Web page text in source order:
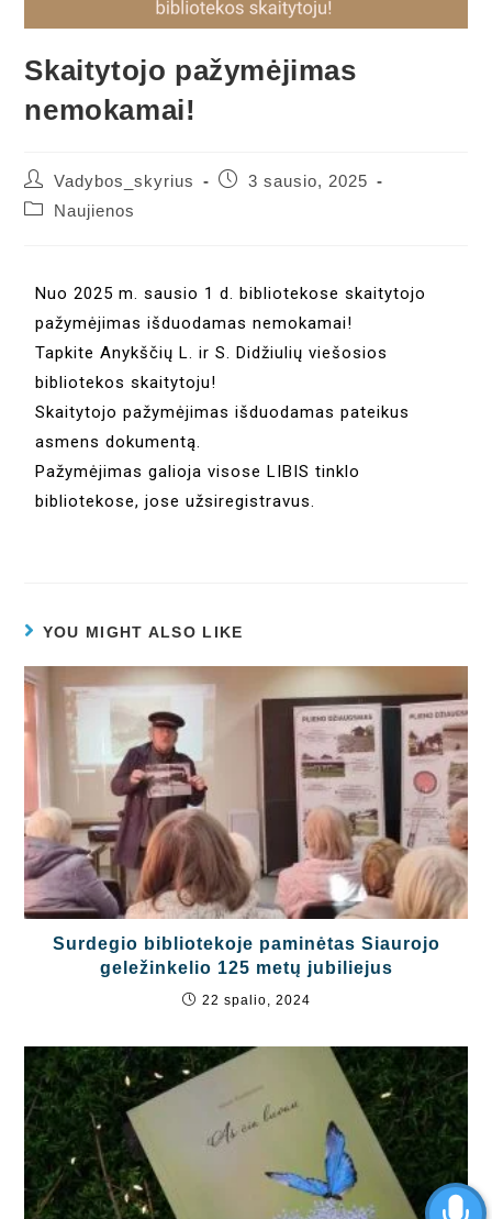
Skaitytojo pažymėjimas
nemokamai!
Vadybos_skyrius
3 sausio, 2025
Naujienos
Nuo 2025 m. sausio 1 d. bibliotekose skaitytojo
pažymėjimas išduodamas nemokamai!
Tapkite Anykščių L. ir S. Didžiulių viešosios
bibliotekos skaitytoju!
Skaitytojo pažymėjimas išduodamas pateikus
asmens dokumentą.
Pažymėjimas galioja visose LIBIS tinklo
bibliotekose, jose užsiregistravus.
YOU MIGHT ALSO LIKE
Surdegio bibliotekoje paminėtas Siaurojo
geležinkelio 125 metų jubiliejus
22 spalio, 2024